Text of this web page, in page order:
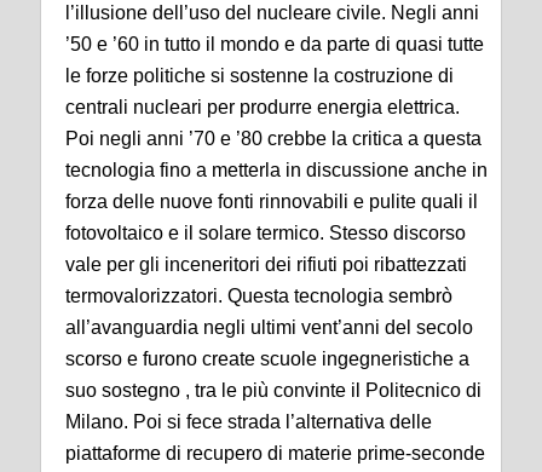
l’illusione dell’uso del nucleare civile. Negli anni
’50 e ’60 in tutto il mondo e da parte di quasi tutte
le forze politiche si sostenne la costruzione di
centrali nucleari per produrre energia elettrica.
Poi negli anni ’70 e ’80 crebbe la critica a questa
tecnologia fino a metterla in discussione anche in
forza delle nuove fonti rinnovabili e pulite quali il
fotovoltaico e il solare termico. Stesso discorso
vale per gli inceneritori dei rifiuti poi ribattezzati
termovalorizzatori. Questa tecnologia sembrò
all’avanguardia negli ultimi vent’anni del secolo
scorso e furono create scuole ingegneristiche a
suo sostegno , tra le più convinte il Politecnico di
Milano. Poi si fece strada l’alternativa delle
piattaforme di recupero di materie prime-seconde